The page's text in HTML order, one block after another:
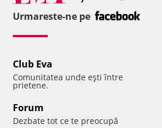
Urmareste-ne pe
Club Eva
Comunitatea unde eşti între
prietene.
Forum
Dezbate tot ce te preocupă